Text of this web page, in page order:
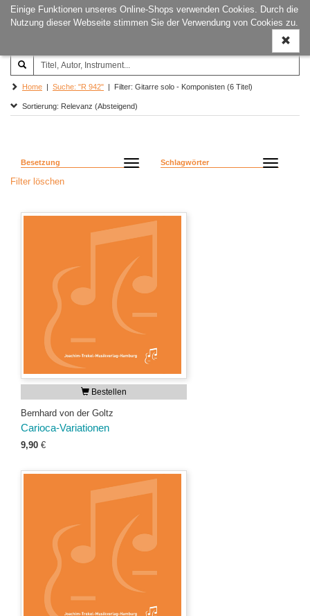
Einige Funktionen unseres Online-Shops verwenden Cookies. Durch die
Nutzung dieser Webseite stimmen Sie der Verwendung von Cookies zu.
ein-/
Joachim‐Trekel‐Musikverlag,
Hamburg
Home | Suche: "R 942" | Filter: Gitarre solo - Komponisten (6 Titel)
Sortierung: Relevanz (Absteigend)
Besetzung Schlagwörter
Filter löschen
Bestellen
Bernhard von der Goltz
Carioca-Variationen
9,90 €